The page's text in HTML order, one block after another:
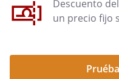
Descuento
un precio fijo